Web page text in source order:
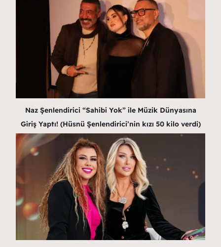
Naz Şenlendirici “Sahibi Yok” ile Müzik Dünyasına
Giriş Yaptı! (Hüsnü Şenlendirici’nin kızı 50 kilo verdi)